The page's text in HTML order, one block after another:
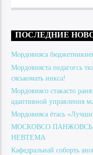
ПОСЛЕДНИЕ
Мордовияса
Мордовияста педагогсь
сяськомать инкса!
Мордовиясо стакасто
адаптивной управления
Мордовияса ётась
МОСКОВСО ПАНЖОВСЬ
НЕВТЕМА
Кафедральнай соборть